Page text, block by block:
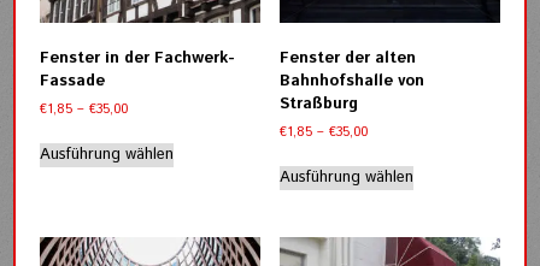
Fenster in der Fachwerk-
Fassade
€1,85 –€35,00Preisspanne:
bis
€35,00
Ausführung wählen
Varianten
auf.
Fenster der alten
Bahnhofshalle von
Straßburg
€1,85 – €35,00Preisspanne:
bis
€35,00
Ausführung wählenProdukt
mehrere
Varianten